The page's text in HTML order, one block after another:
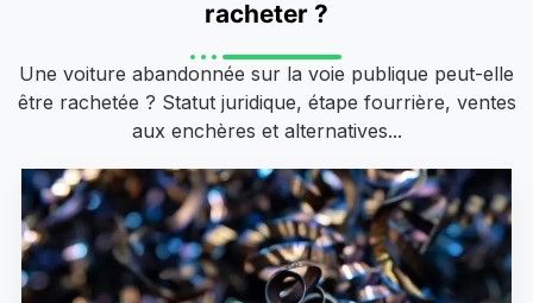
racheter ?
Une voiture abandonnée sur la voie publique peut-elle
être rachetée ? Statut juridique, étape fourrière, ventes
aux enchères et alternatives...